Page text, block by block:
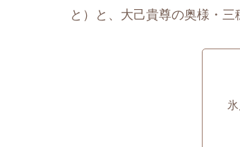
と）と、大己貴尊の奥様・